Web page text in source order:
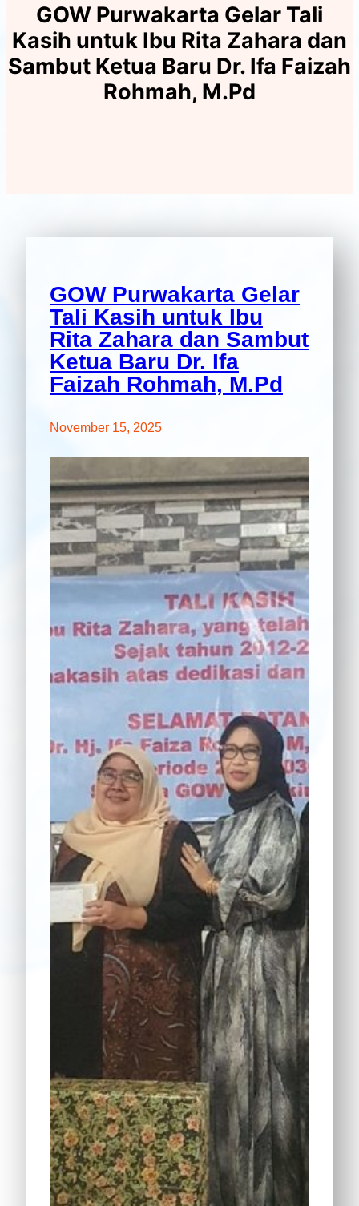
GOW Purwakarta Gelar Tali
Kasih untuk Ibu Rita Zahara dan
Sambut Ketua Baru Dr. Ifa Faizah
Rohmah, M.Pd
GOW Purwakarta Gelar
Tali Kasih untuk Ibu
Rita Zahara dan Sambut
Ketua Baru Dr. Ifa
Faizah Rohmah, M.Pd
November 15, 2025